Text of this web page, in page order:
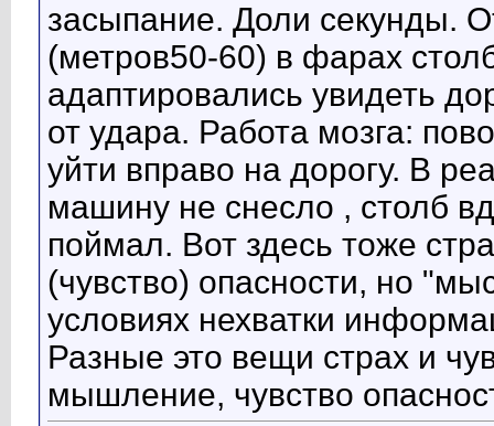
засыпание. Доли секунды.
(метров50-60) в фарах
адаптировались увидеть
от удара. Работа мозга:
уйти вправо на дорогу. В
машину не снесло , столб
поймал. Вот здесь тоже
(чувство) опасности, но
условиях нехватки
Разные это вещи страх и
мышление, чувство